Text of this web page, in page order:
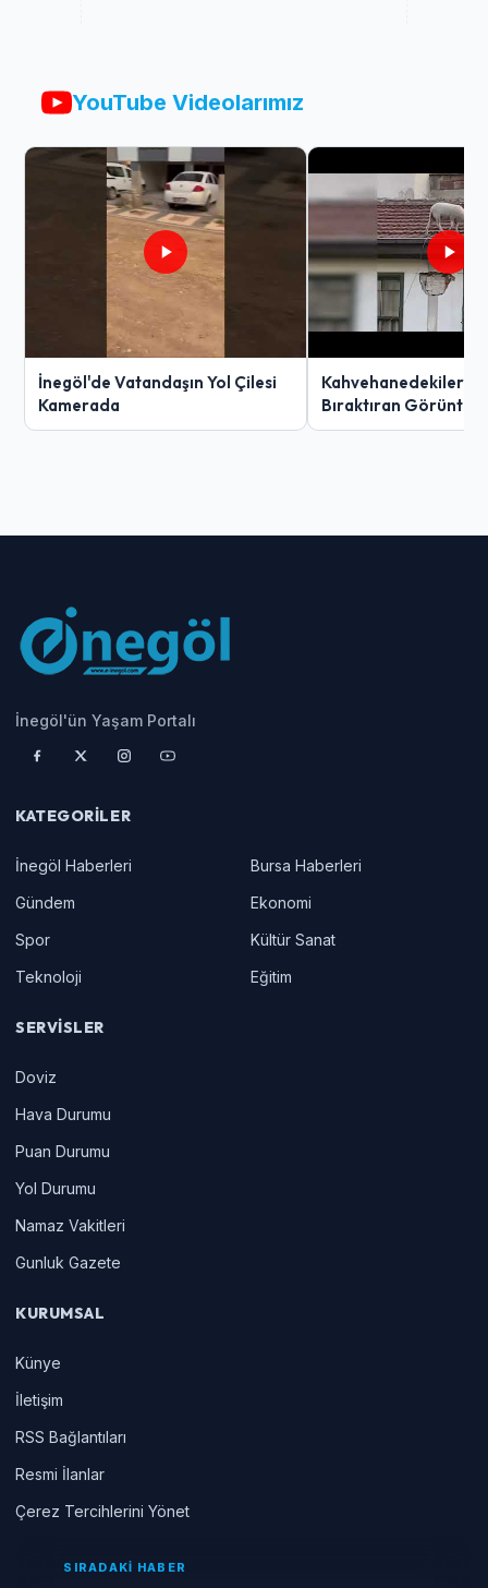
YouTube Videolarımız
İnegöl'de Vatandaşın Yol Çilesi
Kamerada
Kahvehanedekiler
Bıraktıran Görüntü!
İnegöl'ün Yaşam Portalı
KATEGORILER
İnegöl Haberleri
Bursa Haberleri
Gündem
Ekonomi
Spor
Kültür Sanat
Teknoloji
Eğitim
SERVISLER
Doviz
Hava Durumu
Puan Durumu
Yol Durumu
Namaz Vakitleri
Gunluk Gazete
KURUMSAL
Künye
İletişim
RSS Bağlantıları
Resmi İlanlar
Çerez Tercihlerini Yönet
SIRADAKİ HABER